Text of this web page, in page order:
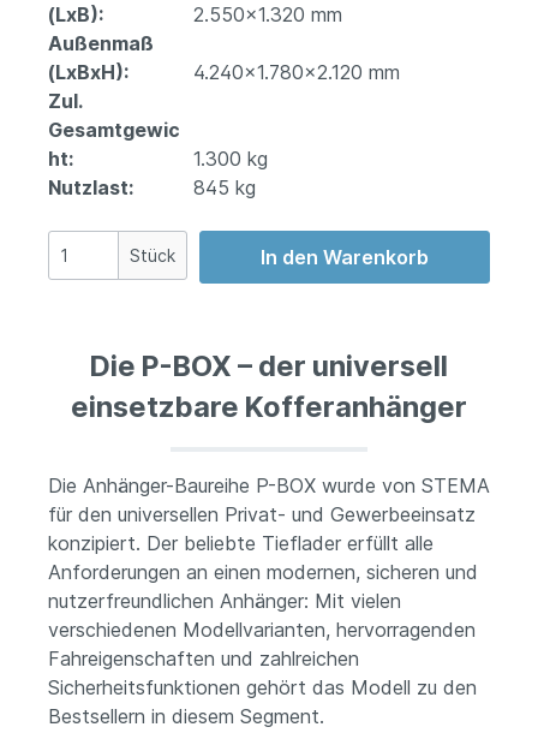
(LxB):
2.550x1.320 mm
Außenmaß
(LxBxH):
4.240x1.780x2.120 mm
Zul.
Gesamtgewic
ht:
1.300 kg
Nutzlast:
845 kg
Stück In den Warenkorb
Die P-BOX – der universell
einsetzbare Kofferanhänger
Die Anhänger-Baureihe P-BOX wurde von STEMA
für den universellen Privat- und Gewerbeeinsatz
konzipiert. Der beliebte Tieflader erfüllt alle
Anforderungen an einen modernen, sicheren und
nutzerfreundlichen Anhänger: Mit vielen
verschiedenen Modellvarianten, hervorragenden
Fahreigenschaften und zahlreichen
Sicherheitsfunktionen gehört das Modell zu den
Bestsellern in diesem Segment.